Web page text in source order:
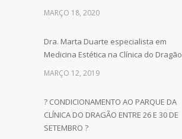
MARÇO 18, 2020
Dra. Marta Duarte especialista em
Medicina Estética na Clínica do Dragão
MARÇO 12, 2019
? CONDICIONAMENTO AO PARQUE DA
CLÍNICA DO DRAGÃO ENTRE 26 E 30 DE
SETEMBRO ?